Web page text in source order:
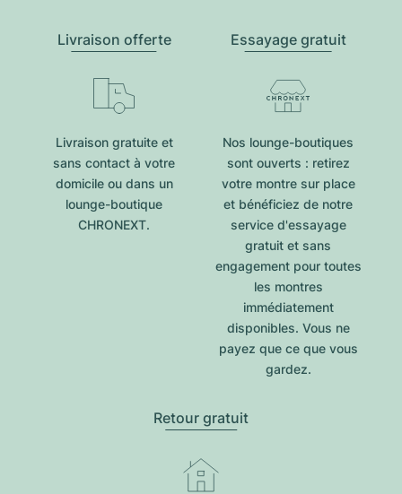
Livraison offerte
Livraison gratuite et
sans contact à votre
domicile ou dans un
lounge-boutique
CHRONEXT.
Essayage gratuit
Nos lounge-boutiques
sont ouverts : retirez
votre montre sur place
et bénéficiez de notre
service d'essayage
gratuit et sans
engagement pour toutes
les montres
immédiatement
disponibles. Vous ne
payez que ce que vous
gardez.
Retour gratuit